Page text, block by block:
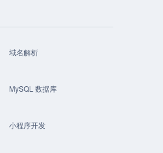
域名解析
MySQL 数据库
小程序开发